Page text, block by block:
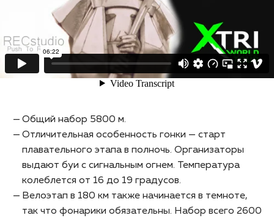
Общий набор 5800 м.
Отличительная особенность гонки — старт
плавательного этапа в полночь. Организаторы
выдают буи с сигнальным огнем. Температура
колеблется от 16 до 19 градусов.
Велоэтап в 180 км также начинается в темноте,
так что фонарики обязательны. Набор всего 2600